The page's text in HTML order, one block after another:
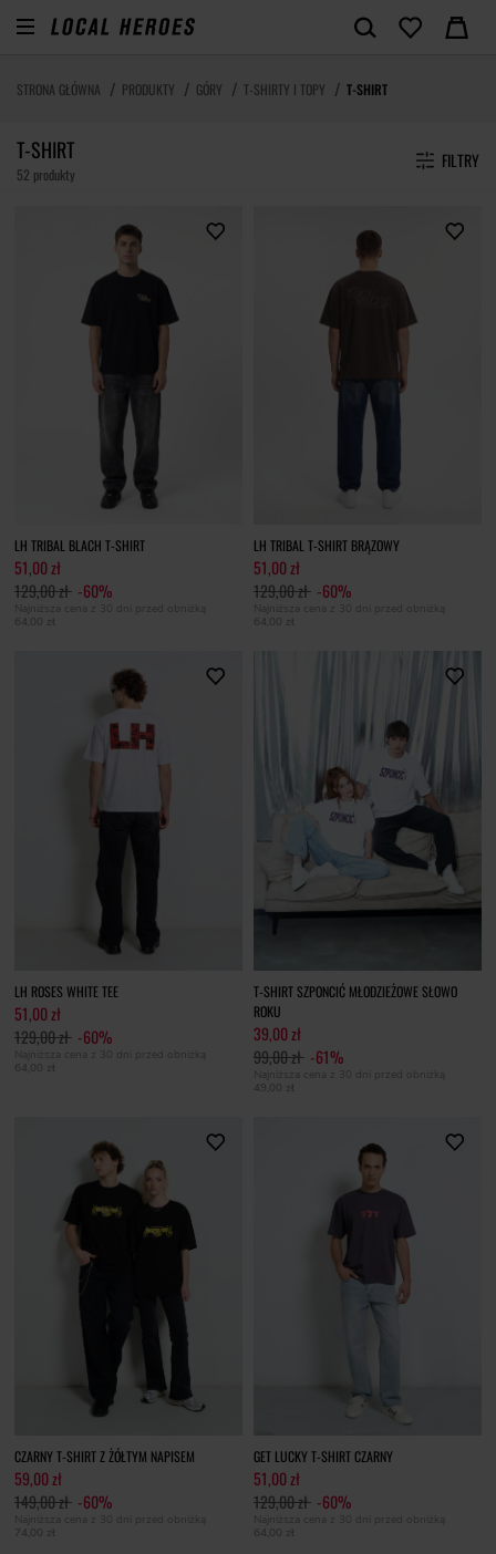
STRONA GŁÓWNA PRODUKTY GÓRY T-SHIRTY I TOPY T-SHIRT
T-SHIRT
52 produkty
FILTRY
LH TRIBAL BLACH T-SHIRT
51,00 zł
129,00 zł -60%
Najniższa cena z 30 dni przed obniżką
64,00 zł
LH TRIBAL T-SHIRT BRĄZOWY
51,00 zł
129,00 zł -60%
Najniższa cena z 30 dni przed obniżką
64,00 zł
LH ROSES WHITE TEE
51,00 zł
129,00 zł -60%
Najniższa cena z 30 dni przed obniżką
64,00 zł
T-SHIRT SZPONCIĆ MŁODZIEŻOWE SŁOWO
ROKU
39,00 zł
99,00 zł -61%
Najniższa cena z 30 dni przed obniżką
49,00 zł
CZARNY T-SHIRT Z ŻÓŁTYM NAPISEM
59,00 zł
149,00 zł -60%
Najniższa cena z 30 dni przed obniżką
74,00 zł
GET LUCKY T-SHIRT CZARNY
51,00 zł
129,00 zł -60%
Najniższa cena z 30 dni przed obniżką
64,00 zł